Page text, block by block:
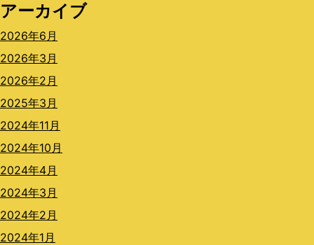
アーカイブ
2026年6月
2026年3月
2026年2月
2025年3月
2024年11月
2024年10月
2024年4月
2024年3月
2024年2月
2024年1月